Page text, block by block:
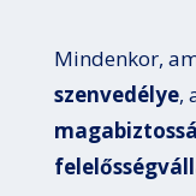
Mindenkor,
szenvedélye,